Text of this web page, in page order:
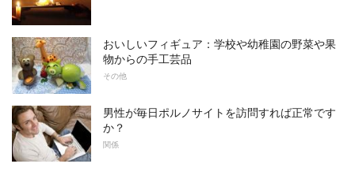
おいしいフィギュア：学校や幼稚園の野菜や果
物からの手工芸品
その他
男性が毎日ポルノサイトを訪問すれば正常です
か？
関係